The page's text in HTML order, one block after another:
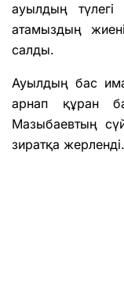
ауылдың түлегі
атамыздың
салды.
Ауылдың бас
арнап құран
Мазыбаевтың
зиратқа жерленді.